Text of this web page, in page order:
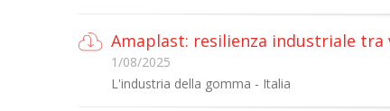
Amaplast: resilienza industriale
1/08/2025
L'industria della gomma - Italia